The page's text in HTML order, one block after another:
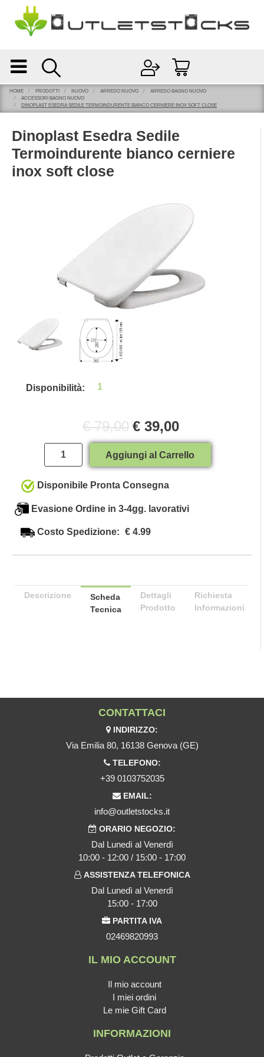
Open menu
HOME PRODOTTI NUOVO ARREDO NUOVO
ARREDO BAGNO NUOVO
ACCESSORI BAGNO NUOVO
DINOPLAST ESEDRA SEDILE TERMOINDURENTE BIANCO CERNIERE INOX SOFT CLOSE
Dinoplast Esedra Sedile
Termoindurente bianco cerniere
inox soft close
Disponibilità: 1
€ 79,00 € 39,00
Quantità
Aggiungi al Carrello
Disponibile Pronta Consegna
Evasione Ordine in 3-4gg. lavorativi
Costo Spedizione: € 4.99
Descrizione
Scheda
Tecnica
Dettagli
Prodotto
Richiesta
Informazioni
CONTATTACI
INDIRIZZO:
Via Emilia 80, 16138 Genova (GE)
TELEFONO:
+39 0103752035
EMAIL:
info@outletstocks.it
ORARIO NEGOZIO:
Dal Lunedì al Venerdì
10:00 - 12:00 / 15:00 - 17:00
ASSISTENZA TELEFONICA
Dal Lunedì al Venerdì
15:00 - 17:00
PARTITA IVA
02469820993
IL MIO ACCOUNT
Il mio account
I miei ordini
Le mie Gift Card
INFORMAZIONI